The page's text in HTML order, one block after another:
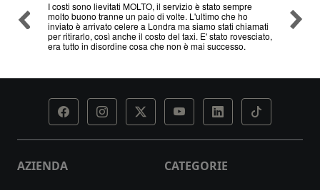
Ottimo servizio e prezzi, ritiro e consegna senza nessun
problema , sono già diverse volte che utilizzo il loro
servizio
AZIENDA CATEGORIE